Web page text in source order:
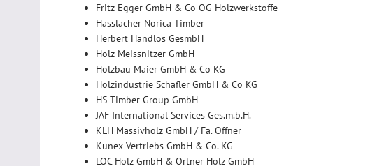
Fritz Egger GmbH & Co OG Holzwerkstoffe
Hasslacher Norica Timber
Herbert Handlos GesmbH
Holz Meissnitzer GmbH
Holzbau Maier GmbH & Co KG
Holzindustrie Schafler GmbH & Co KG
HS Timber Group GmbH
JAF International Services Ges.m.b.H.
KLH Massivholz GmbH / Fa. Offner
Kunex Vertriebs GmbH & Co. KG
LOC Holz GmbH & Ortner Holz GmbH